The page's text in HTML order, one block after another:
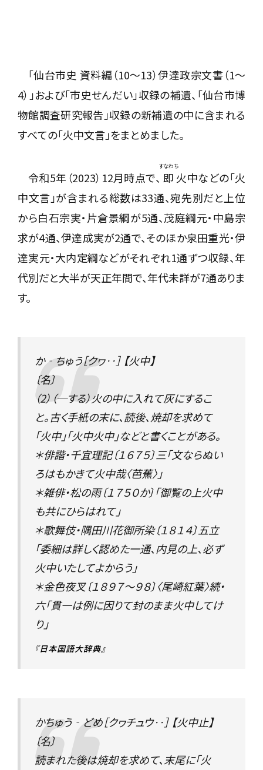
「仙台市史 資料編（10〜13）伊達政宗文書（1〜
4）」および「市史せんだい」収録の補遺、「仙台市博
物館調査研究報告」収録の新補遺の中に含まれる
すべての「火中文言」をまとめました。
令和5年（2023）12月時点で、 即
すなわち
火中などの「火
中文言」が含まれる総数は33通、宛先別だと上位
から白石宗実・片倉景綱が5通、茂庭綱元・中島宗
求が4通、伊達成実が2通で、そのほか泉田重光・伊
達実元・大内定綱などがそれぞれ1通ずつ収録、年
代別だと大半が天正年間で、年代未詳が7通ありま
す。
か‐ちゅう［クヮ‥］ 【火中】
〔名〕
（2）（─する）火の中に入れて灰にするこ
と。古く手紙の末に、読後、焼却を求めて
「火中」「火中火中」などと書くことがある。
＊俳諧・千宜理記〔１６７５〕三「文ならぬい
ろはもかきて火中哉〈芭蕉〉」
＊雑俳・松の雨〔１７５０か〕「御覧の上火中
も共にひらはれて」
＊歌舞伎・隅田川花御所染〔１８１４〕五立
「委細は詳しく認めた一通、内見の上、必ず
火中いたしてよからう」
＊金色夜叉〔１８９７～９８〕〈尾崎紅葉〉続・
六「貫一は例に因りて封のまま火中してけ
り」
『日本国語大辞典』
かちゅう‐どめ［クヮチュウ‥］ 【火中止】
〔名〕
読まれた後は焼却を求めて、末尾に「火